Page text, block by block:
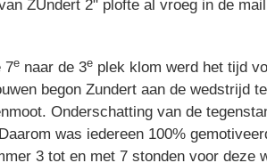
ZUndert 2" plofte al vroeg in de
7e naar de 3e plek klom werd het tijd
begon Zundert aan de wedstrijd
Onderschatting van de
was iedereen 100%
3 tot en met 7 stonden voor deze